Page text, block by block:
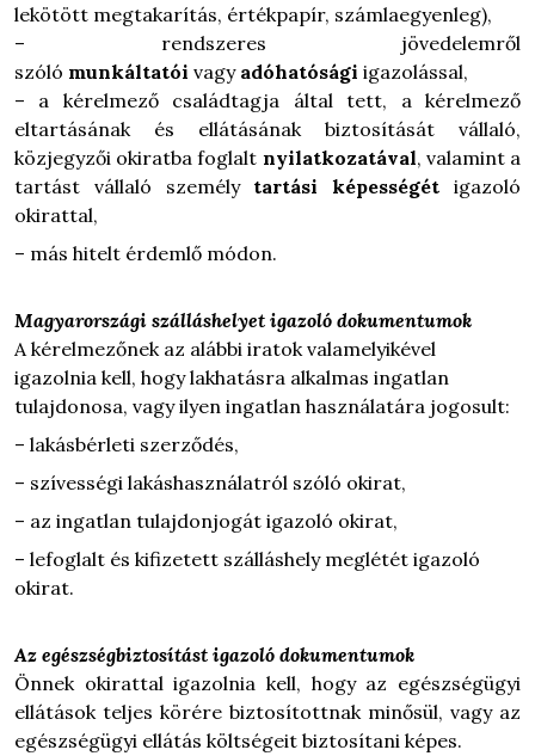
lekötött megtakarítás, értékpapír, számlaegyenleg),
– rendszeres jövedelemről
szóló munkáltatói vagy adóhatósági igazolással,
– a kérelmező családtagja által tett, a kérelmező
eltartásának és ellátásának biztosítását vállaló,
közjegyzői okiratba foglalt nyilatkozatával, valamint a
tartást vállaló személy tartási képességét igazoló
okirattal,
– más hitelt érdemlő módon.
Magyarországi szálláshelyet igazoló dokumentumok
A kérelmezőnek az alábbi iratok valamelyikével
igazolnia kell, hogy lakhatásra alkalmas ingatlan
tulajdonosa, vagy ilyen ingatlan használatára jogosult:
– lakásbérleti szerződés,
– szívességi lakáshasználatról szóló okirat,
– az ingatlan tulajdonjogát igazoló okirat,
– lefoglalt és kifizetett szálláshely meglétét igazoló
okirat.
Az egészségbiztosítást igazoló dokumentumok
Önnek okirattal igazolnia kell, hogy az egészségügyi
ellátások teljes körére biztosítottnak minősül, vagy az
egészségügyi ellátás költségeit biztosítani képes.